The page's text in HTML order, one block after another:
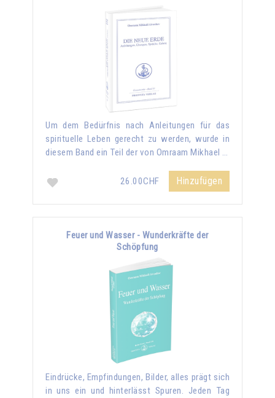
Um dem Bedürfnis nach Anleitungen für das
spirituelle Leben gerecht zu werden, wurde in
diesem Band ein Teil der von Omraam Mikhael …
26.00CHF Hinzufügen
Feuer und Wasser - Wunderkräfte der
Schöpfung
Eindrücke, Empfindungen, Bilder, alles prägt sich
in uns ein und hinterlässt Spuren. Jeden Tag